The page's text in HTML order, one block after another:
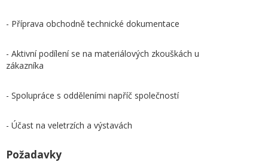
- Příprava obchodně technické dokumentace
- Aktivní podílení se na materiálových zkouškách u
zákazníka
- Spolupráce s odděleními napříč společností
- Účast na veletrzích a výstavách
Požadavky